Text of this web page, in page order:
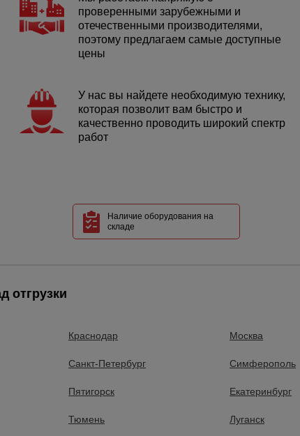
проверенными зарубежными и
отечественными производителями,
поэтому предлагаем самые доступные
цены
У нас вы найдете необходимую технику,
которая позволит вам быстро и
качественно проводить широкий спектр
работ
Наличие оборудования на
складе
леса
отгрузки
Краснодар Москва
Санкт-Петербург Симферополь
Пятигорск Екатеринбург
Тюмень Луганск